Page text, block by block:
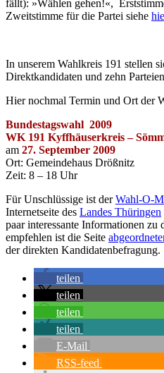
fällt): »Wählen gehen!«,
Zweitstimme für die Partei siehe
In unserem Wahlkreis 191 stellen
Direktkandidaten und zehn
Hier nochmal Termin und Ort der
Bundestagswahl 2009
WK 191 Kyffhäuserkreis –
am 27. September 2009
Ort: Gemeindehaus Drößnitz
Zeit: 8 – 18 Uhr
Für Unschlüssige ist derWahl-O-
Internetseite des Landes Thüringen
paar interessante Informationen zu
empfehlen ist die Seite
der direkten Kandidatenbefragung.
teilen
teilen
teilen
teilen
E-Mail
RSS-feed